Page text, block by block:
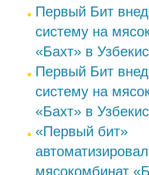
Первый Бит
систему на
«Бахт» в
Первый Бит
систему на
«Бахт» в
«Первый бит»
мясокомбинат